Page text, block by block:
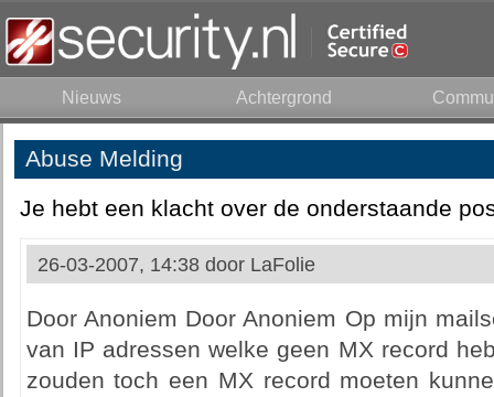
Nieuws Achtergrond
Abuse Melding
Je hebt een klacht over de onderstaande
26-03-2007, 14:38 door LaFolie
Door Anoniem Door Anoniem Op mijn
van IP adressen welke geen MX record
zouden toch een MX record moeten